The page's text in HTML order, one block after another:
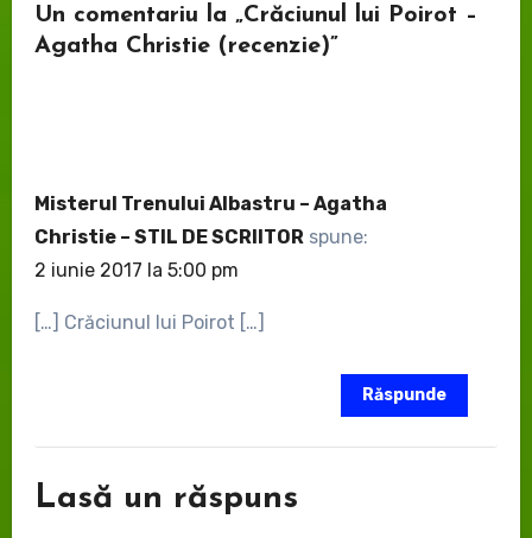
Un comentariu la „Crăciunul lui Poirot –
Agatha Christie (recenzie)”
Misterul Trenului Albastru – Agatha
Christie – STIL DE SCRIITOR spune:
2 iunie 2017 la 5:00 pm
[…] Crăciunul lui Poirot […]
Răspunde
Lasă un răspuns